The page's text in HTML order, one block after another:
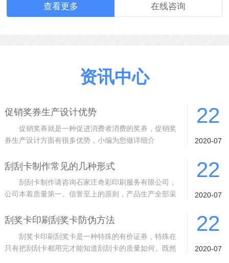
查看更多 在线咨询
资讯中心
促销奖券生产设计优势
促销奖券就是一种促进消费者消费的奖券，促销奖
券生产设计方面有很多优势，小编为您做详细介
22
2020-07
刮刮卡制作常见的几种形式
刮刮卡制作请咨询石家庄奇彩印刷服务有限公司，
公司本着质量第一、信誉至上的原则，产品生产全部采
22
2020-07
刮奖卡印刷刮奖卡防伪方法
刮奖卡印刷刮奖卡是一种特殊的有价证券，特殊在
只有把刮刮卡都用完才能知道刮刮卡的质量如何。既然
22
2020-07